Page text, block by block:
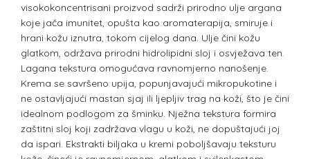
visokokoncentrisani proizvod sadrži prirodno ulje argana
koje jača imunitet, opušta kao aromaterapija, smiruje i
hrani kožu iznutra, tokom cijelog dana. Ulje čini kožu
glatkom, održava prirodni hidrolipidni sloj i osvježava ten.
Lagana tekstura omogućava ravnomjerno nanošenje.
Krema se savršeno upija, popunjavajući mikropukotine i
ne ostavljajući mastan sjaj ili ljepljiv trag na koži, što je čini
idealnom podlogom za šminku. Nježna tekstura formira
zaštitni sloj koji zadržava vlagu u koži, ne dopuštajući joj
da ispari. Ekstrakti biljaka u kremi poboljšavaju teksturu